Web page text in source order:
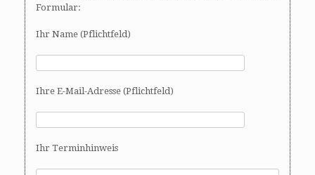
Formular:
Ihr Name (Pflichtfeld)
Ihre E-Mail-Adresse (Pflichtfeld)
Ihr Terminhinweis